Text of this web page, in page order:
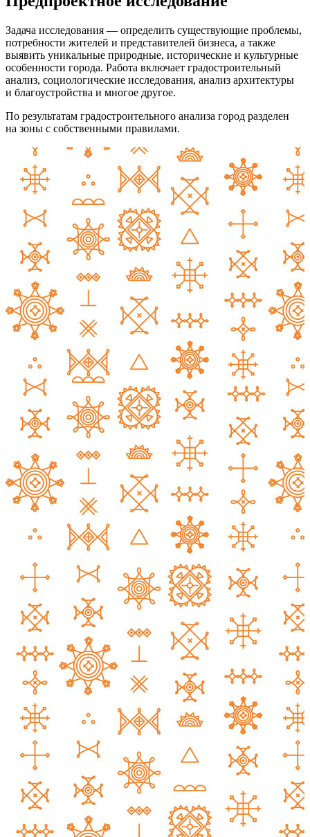
Задача исследования — определить существующие проблемы,
потребности жителей и представителей бизнеса, а также
выявить уникальные природные, исторические и культурные
особенности города. Работа включает градостроительный
анализ, социологические исследования, анализ архитектуры
и благоустройства и многое другое.
По результатам градостроительного анализа город разделен
на зоны с собственными правилами.